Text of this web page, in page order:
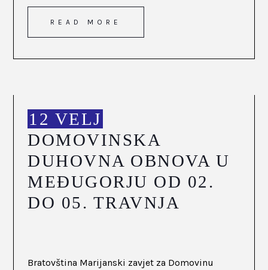
READ MORE
12 VELJ
DOMOVINSKA
DUHOVNA OBNOVA U
MEĐUGORJU OD 02.
DO 05. TRAVNJA
Bratovština Marijanski zavjet za Domovinu